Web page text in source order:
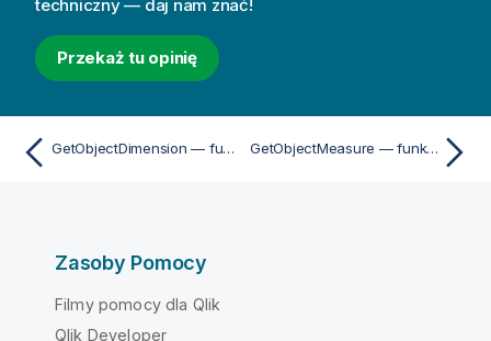
techniczny — daj nam znać!
Przekaż tu opinię
GetObjectDimension — funkcja wykresu GetObjectMeasure — funkcja wykresu
Zasoby Pomocy
Filmy pomocy dla Qlik
Qlik Developer